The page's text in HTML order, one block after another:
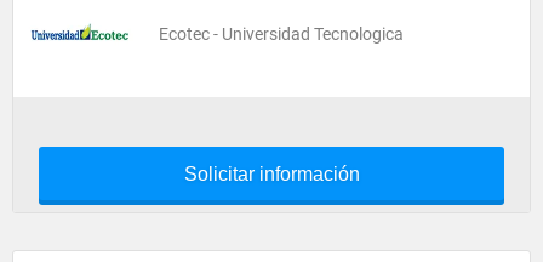
Ecotec - Universidad Tecnologica
Solicitar información